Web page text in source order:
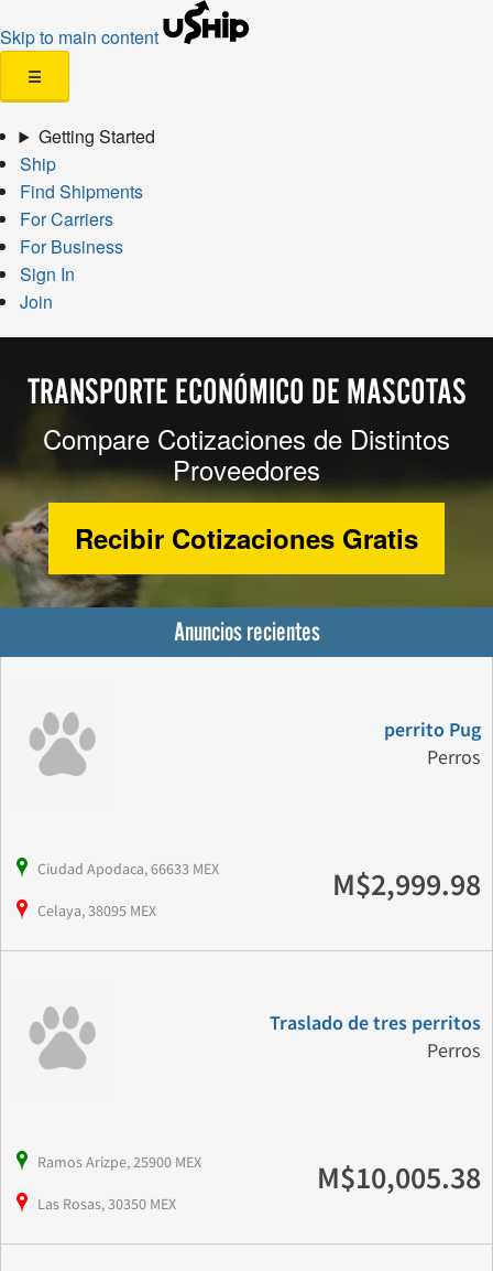
Skip to main content
☰
Getting Started
Ship
Find Shipments
For Carriers
For Business
Sign In
Join
TRANSPORTE ECONÓMICO DE MASCOTAS
Compare Cotizaciones de Distintos
Proveedores
Recibir Cotizaciones Gratis
Anuncios recientes
perrito Pug
Perros
Ciudad Apodaca, 66633 MEX
Celaya, 38095 MEX
M$2,999.98
Traslado de tres perritos
Perros
Ramos Arizpe, 25900 MEX
Las Rosas, 30350 MEX
M$10,005.38